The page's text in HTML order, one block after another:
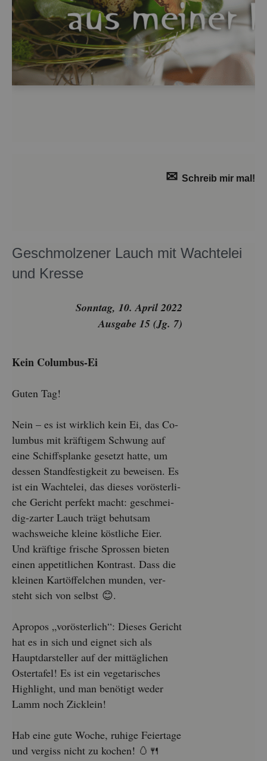
✉ Schreib mir mal!
Ge­schmol­ze­ner Lauch mit Wach­tel­ei
und Kres­se
Sonn­tag, 10. April 2022
Aus­ga­be 15 (Jg. 7)
Kein Co­lum­bus-Ei
Guten Tag!
Nein – es ist wirk­lich kein Ei, das Co­
lum­bus mit kräf­ti­gem Schwung auf
eine Schiffs­plan­ke ge­setzt hatte, um
des­sen Stand­fes­tig­keit zu be­wei­sen. Es
ist ein Wach­tel­ei, das die­ses vor­ös­ter­li­
che Ge­richt per­fekt macht: ge­schmei­
dig-zar­ter Lauch trägt be­hut­sam
wachs­wei­che klei­ne köst­li­che Eier.
Und kräf­ti­ge fri­sche Spros­sen bie­ten
einen ap­pe­tit­li­chen Kon­trast. Dass die
klei­nen Kart­öf­fel­chen mun­den, ver­
steht sich von selbst 😊.
Apro­pos „vor­ös­ter­lich“: Die­ses Ge­richt
hat es in sich und eig­net sich als
Haupt­dar­stel­ler auf der mit­täg­li­chen
Os­ter­ta­fel! Es ist ein ve­ge­ta­ri­sches
High­light, und man be­nö­tigt weder
Lamm noch Zick­lein!
Hab eine gute Woche, ru­hi­ge Fei­er­ta­ge
und ver­giss nicht zu ko­chen! 🥚🍴